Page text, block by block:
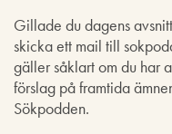
Gillade du dagens
skicka ett mail till
gäller såklart om du har
förslag på framtida
Sökpodden.